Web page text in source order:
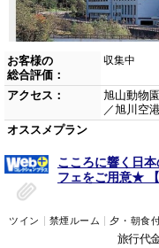
お客様の
総合評価：
収集中
アクセス：
旭山動物
／旭川空
オススメプラン
こころに響く日
フェをご用意★
ツイン 禁煙ルーム 夕・朝食
旅行代